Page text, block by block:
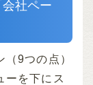
社ペー
9つの点）
ーを下にス